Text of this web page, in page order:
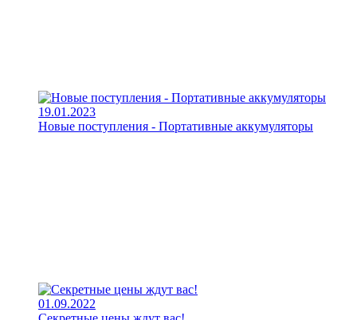
19.01.2023
Новые поступления - Портативные аккумуляторы
01.09.2022